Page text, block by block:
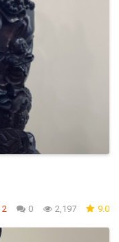
2 0 2,197 9.0